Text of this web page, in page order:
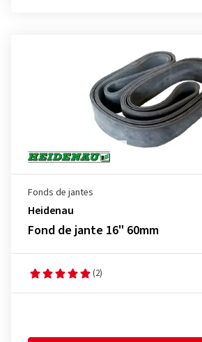
Fonds de jantes
Heidenau
Fond de jante 16" 60mm
(2)